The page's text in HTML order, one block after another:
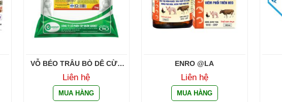
VỖ BÉO TRÂU BÒ DÊ CỪU
SIÊU TỐC
Liên hệ
ENRO @LA
Liên hệ